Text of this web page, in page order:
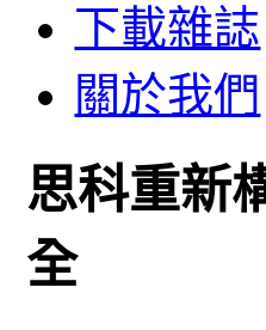
下載雜誌
關於我們
思科重新
全